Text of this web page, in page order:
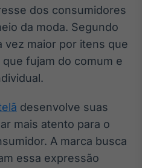
dos consumidores
da moda. Segundo
vez maior por itens que
fujam do comum e
desenvolve suas
mais atento para o
A marca busca
essa expressão